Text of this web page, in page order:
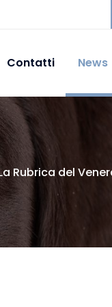
Contatti News
Rubrica del